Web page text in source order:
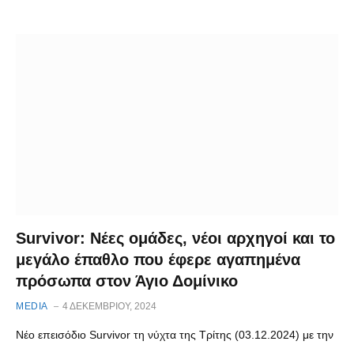
Survivor: Νέες ομάδες, νέοι αρχηγοί και το
μεγάλο έπαθλο που έφερε αγαπημένα
πρόσωπα στον Άγιο Δομίνικο
MEDIA 4 ΔΕΚΕΜΒΡΊΟΥ, 2024
Νέο επεισόδιο Survivor τη νύχτα της Τρίτης (03.12.2024) με την